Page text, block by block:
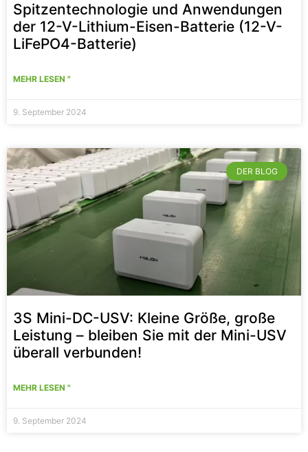
Spitzentechnologie und Anwendungen
der 12-V-Lithium-Eisen-Batterie (12-V-
LiFePO4-Batterie)
MEHR LESEN "
9. September 2024
DER BLOG
3S Mini-DC-USV: Kleine Größe, große
Leistung – bleiben Sie mit der Mini-USV
überall verbunden!
MEHR LESEN "
9. September 2024